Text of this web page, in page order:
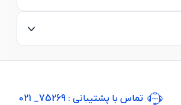
تماس با پشتیبانی : 75269_ 021